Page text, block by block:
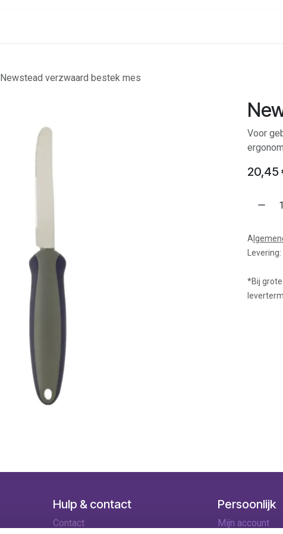
Newstead verzwaard bestek mes
Voor
20,45
A
*Bij
Hulp & contact
Contact
Persoonlijk
Mijn account